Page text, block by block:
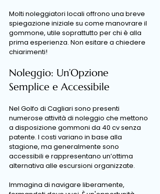
Molti noleggiatori locali offrono una breve
spiegazione iniziale su come manovrare il
gommone, utile soprattutto per chi è alla
prima esperienza. Non esitare a chiedere
chiarimenti!
Noleggio: Un’Opzione
Semplice e Accessibile
Nel Golfo di Cagliari sono presenti
numerose attività di noleggio che mettono
a disposizione gommoni da 40 cv senza
patente. I costi variano in base alla
stagione, ma generalmente sono
accessibili e rappresentano un’ottima
alternativa alle escursioni organizzate.
Immagina di navigare liberamente,